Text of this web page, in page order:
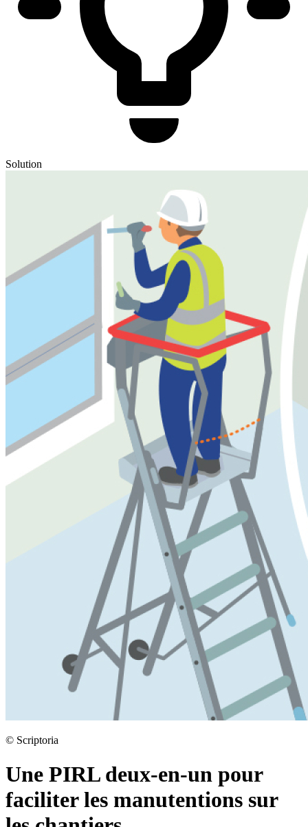
Solution
© Scriptoria
Une PIRL deux-en-un pour
faciliter les manutentions sur